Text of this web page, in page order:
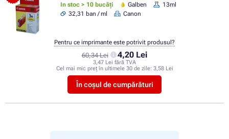
In stoc > 10 bucăți Galben
13ml
32,31 ban / ml
Canon
60,34 Lei 4,20 Lei
3,47 Lei fără TVA
Cel mai mic preț în ultimele 30 de zile: 3,58 Lei
În coșul de cumpărături
Pentru ce imprimante este potrivit produsul?